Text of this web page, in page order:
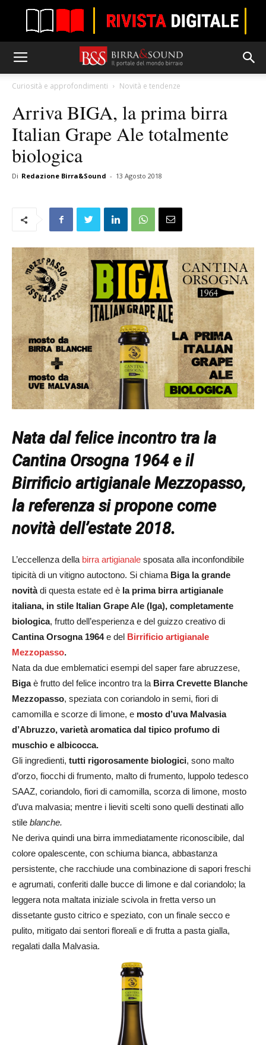
Curiosità e approfondimenti Novità e tendenze
Arriva BIGA, la prima birra
Italian Grape Ale totalmente
biologica
Di Redazione Birra&Sound - 13 Agosto 2018
Nata dal felice incontro tra la
Cantina Orsogna 1964 e il
Birrificio artigianale Mezzopasso,
la referenza si propone come
novità dell’estate 2018.
L’eccellenza della birra artigianale sposata alla inconfondibile
tipicità di un vitigno autoctono. Si chiama Biga la grande
novitàdi questa estate ed è la prima birra artigianale
italiana, in stile Italian Grape Ale (Iga), completamente
biologica, frutto dell’esperienza e del guizzo creativo di
Cantina Orsogna 1964e del Birrificio artigianale
Mezzopasso.
Nata da due emblematici esempi del saper fare abruzzese,
Bigaè frutto del felice incontro tra la Birra Crevette Blanche
Mezzopasso, speziata con coriandolo in semi, fiori di
camomilla e scorze di limone, e mosto d’uvaMalvasia
d’Abruzzo, varietà aromatica dal tipico profumo di
muschio e albicocca.
Gli ingredienti, tutti rigorosamente biologici, sono malto
d’orzo, fiocchi di frumento, malto di frumento, luppolo tedesco
SAAZ, coriandolo, fiori di camomilla, scorza di limone, mosto
d’uva malvasia; mentre i lieviti scelti sono quelli destinati allo
stile blanche.
Ne deriva quindi una birra immediatamente riconoscibile, dal
colore opalescente, con schiuma bianca, abbastanza
persistente, che racchiude una combinazione di sapori freschi
e agrumati, conferiti dalle bucce di limone e dal coriandolo; la
leggera nota maltata iniziale scivola in fretta verso un
dissetante gusto citrico e speziato, con un finale secco e
pulito, mitigato dai sentori floreali e di frutta a pasta gialla,
regalati dalla Malvasia.